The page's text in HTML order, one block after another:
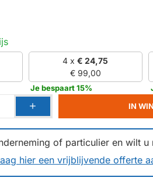
4 x€ 24,75
€ 99,00
Je bespaart 15%
of particulier en wilt u
hier een vrijblijvende offerte
IN